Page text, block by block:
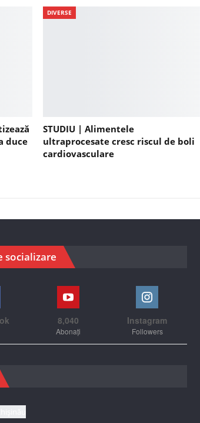
duce
DIVERSE
STUDIU | Alimentele
ultraprocesate cresc riscul de boli
cardiovasculare
socializare
8,040
Abonați
Instagram
Followers